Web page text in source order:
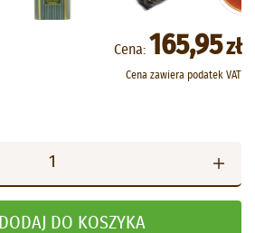
Cena: 165,95zł
Cena zawiera podatek VAT
DODAJ DO KOSZYKA